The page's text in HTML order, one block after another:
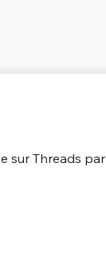
sur Threads par